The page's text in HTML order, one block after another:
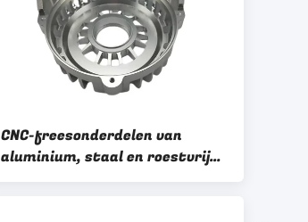
CNC-freesonderdelen van
aluminium, staal en roestvrij
staal met een precieze